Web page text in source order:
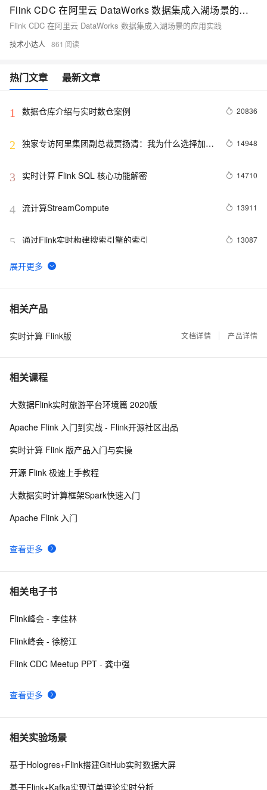
Flink CDC 在阿里云 DataWorks 数据集成入湖场景的应用实践
Flink CDC 在阿里云 DataWorks 数据集成入湖场景的应用实践
技术小达人 861
热门文章 最新文章
1 数据仓库介绍与实时数仓案例 20836
2 独家专访阿里集团副总裁贾扬清：我为什么选择加入
14948
3 实时计算 Flink SQL 核心功能解密 14710
4 流计算StreamCompute 13911
5 通过Flink实时构建搜索引擎的索引 13087
6 流计算精品翻译: The Dataflow Model
7 接着！！Apache Flink 全领域干货合集（持续更新）
8 基于实时计算（Flink）打造一个简单的实时推荐系统 8336
9
10广告场景下的实时计算
相关产品
实时计算 Flink版 文档详情 产品详情
相关课程
查看更多
大数据Flink实时旅游平台环境篇 2020版
Apache Flink 入门到实战 - Flink开源社区出品
实时计算 Flink 版产品入门与实操
开源 Flink 极速上手教程
大数据实时计算框架Spark快速入门
Apache Flink 入门
相关电子书
查看更多
Flink峰会 - 李佳林
Flink峰会 - 徐榜江
Flink CDC Meetup PPT - 龚中强
相关实验场景
基于Hologres+Flink搭建GitHub实时数据大屏
基于Flink+Kafka实现订单评论实时分析